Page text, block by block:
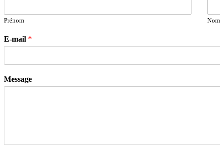
Prénom Nom
E-mail *
Message